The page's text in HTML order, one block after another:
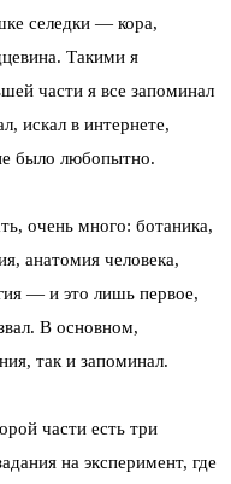
селедки — кора,
Такими я
части я все запоминал
искал в интернете,
было любопытно.
очень много: ботаника,
анатомия человека,
— и это лишь первое,
В основном,
так и запоминал.
части есть три
на эксперимент, где